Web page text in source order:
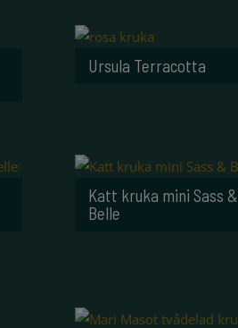
Ursula Terracotta
Katt kruka mini Sass &
Belle